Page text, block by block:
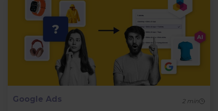
Google Ads 2min